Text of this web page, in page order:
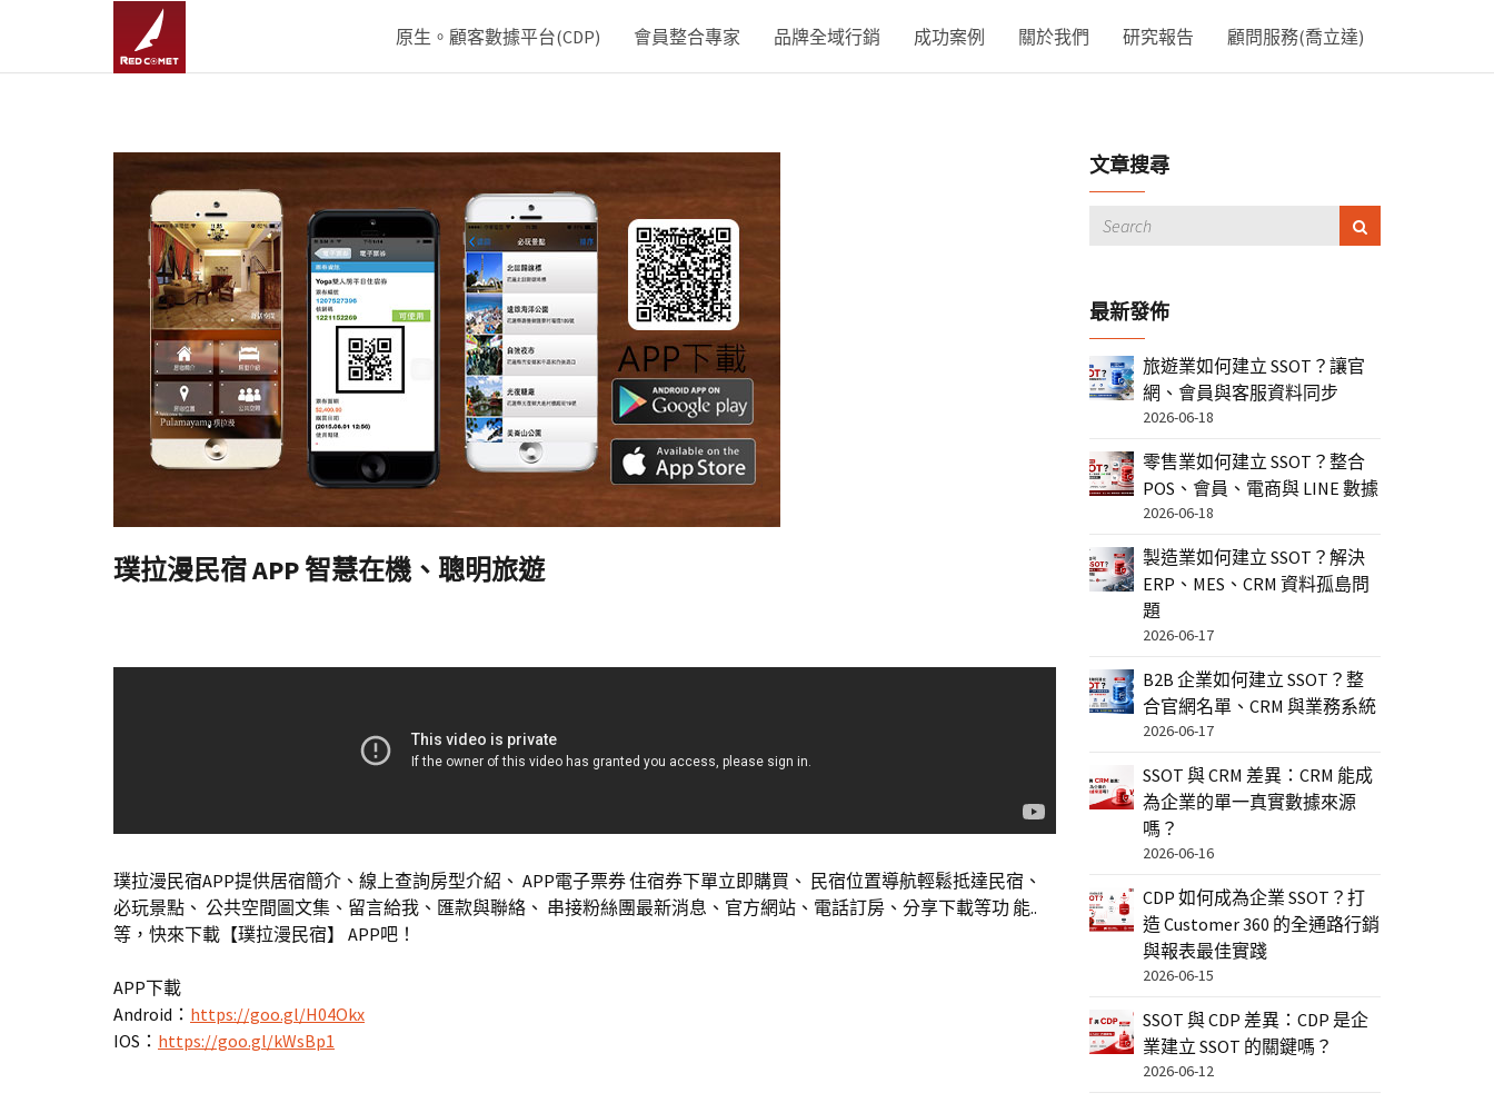
原生。顧客數據平台(CDP) 會員整合專家 品牌全域行銷 成功案例 關於我們 研究報告 顧問服務(喬立達)
璞拉漫民宿 APP 智慧在機、聰明旅遊
璞拉漫民宿APP提供居宿簡介、線上查詢房型介紹、 APP電子票券 住宿券下單立即購買、 民宿位置導航輕鬆抵達民宿、
必玩景點、 公共空間圖文集、留言給我、匯款與聯絡、 串接粉絲團最新消息、官方網站、電話訂房、分享下載等功 能..
等，快來下載【璞拉漫民宿】 APP吧！
APP下載
Android： https://goo.gl/H04Okx
IOS： https://goo.gl/kWsBp1
文章搜尋
最新發佈
旅遊業如何建立 SSOT？讓官
網、會員與客服資料同步
2026-06-18
零售業如何建立 SSOT？整合
POS、會員、電商與 LINE 數據
2026-06-18
製造業如何建立 SSOT？解決
ERP、MES、CRM 資料孤島問
題
2026-06-17
B2B 企業如何建立 SSOT？整
合官網名單、CRM 與業務系統
2026-06-17
SSOT 與 CRM 差異：CRM 能成
為企業的單一真實數據來源
嗎？
2026-06-16
CDP 如何成為企業 SSOT？打
造 Customer 360 的全通路行銷
與報表最佳實踐
2026-06-15
SSOT 與 CDP 差異：CDP 是企
業建立 SSOT 的關鍵嗎？
2026-06-12